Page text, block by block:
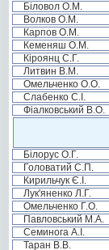
Біловол О.М.
Волков О.М.
Карпов О.М.
Кеменяш О.М.
Кіроянц С.Г.
Литвин В.М.
Омельченко О.О.
Слабенко С.І.
Фіалковський В.О.
Білорус О.Г.
Головатий С.П.
Кирильчук Є.І.
Лук'яненко Л.Г.
Омельченко Г.О.
Павловський М.А.
Семинога А.І.
Таран В.В.